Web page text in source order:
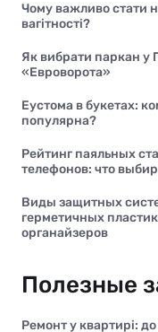
Чому важливо стати
вагітності?
Як вибрати паркан у
«Евроворота»
Еустома в букетах:
популярна?
Рейтинг паяльных
телефонов: что
Виды защитных
герметичных
органайзеров
Полезные
Ремонт у квартирі: